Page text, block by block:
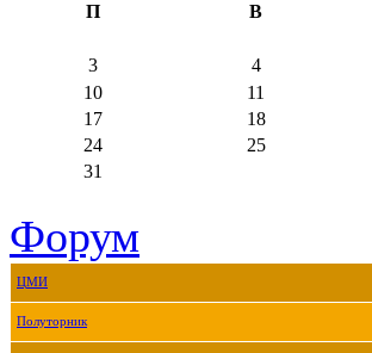
П В
3 4
10
11
17
18
24
25
31
Форум
ЦМИ
Полуторник